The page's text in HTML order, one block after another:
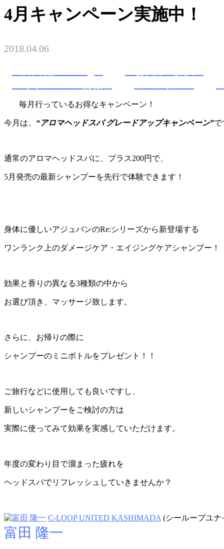
4月キャンペーン実施中！
2018.04.06
毎月行っているお得なキャンペーン！
今月は、 “アロマヘッドスパ グレードアップキャンペーン”で
通常のアロマヘッドスパに、プラス200円で、
5月発売の最新シャンプーを先行で体験できます！
身体に優しいアジュバンのRe:シリーズから新登場する
ワンランク上のダメージケア・エイジングケアシャンプー！
効果と香りの異なる3種類の中から
お選び頂き、マッサージ致します。
さらに、お帰りの際に
シャンプーのミニボトルをプレゼント！！
ご旅行などに使用しても良いですし、
新しいシャンプーをご検討の方は
実際に使ってみて効果を実感していただけます。
年度の変わり目で溜まった疲れを
ヘッドスパでリフレッシュしていきませんか？
C-LOOP UNITED KASHIMADA (シーループユ
富田 隆一